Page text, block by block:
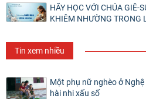
HÃY HỌC VỚI CHÚA GIÊ-
KHIÊM NHƯỜNG TRONG
Tin xem nhiều
Một phụ nữ nghèo ở
hài nhi xấu số